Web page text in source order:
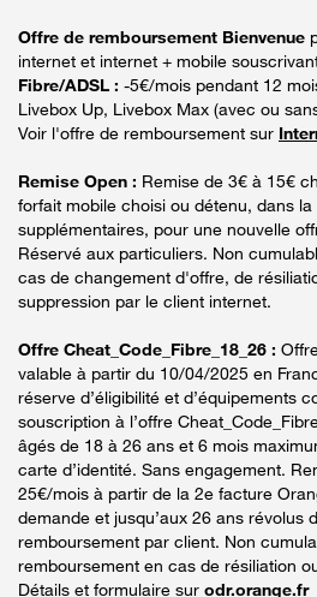
Offre de remboursement Bienvenue
internet et internet + mobile
Fibre/ADSL : -5€/mois pendant 12
Livebox Up, Livebox Max (avec ou
Voir l'offre de remboursement sur
Remise Open : Remise de 3€ à 15€
forfait mobile choisi ou détenu, dans
supplémentaires, pour une nouvelle
Réservé aux particuliers. Non
cas de changement d'offre, de
suppression par le client internet.
Offre Cheat_Code_Fibre_18_26 :
valable à partir du 10/04/2025 en
réserve d’éligibilité et d’équipements
souscription à l’offre
âgés de 18 à 26 ans et 6 mois
carte d’identité. Sans engagement.
25€/mois à partir de la 2e facture
demande et jusqu’aux 26 ans révolus
remboursement par client. Non
remboursement en cas de résiliation
Détails et formulaire sur odr.orange.fr